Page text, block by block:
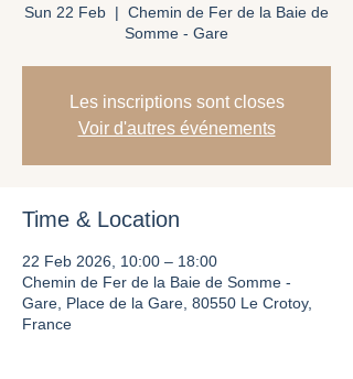
Sun 22 Feb
  |
Chemin de Fer de la Baie de
Somme - Gare
Les inscriptions sont closes
Voir d'autres événements
Time & Location
22 Feb 2026, 10:00 – 18:00
Chemin de Fer de la Baie de Somme -
Gare, Place de la Gare, 80550 Le Crotoy,
France